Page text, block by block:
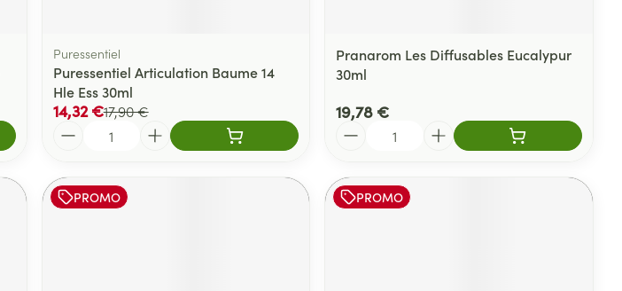
Puressentiel
Puressentiel Articulation Baume 14
Hle Ess 30ml
17,90 €
14,32 €
Pranarom Les Diffusables Eucalypur
30ml
19,78 €
PROMO PROMO